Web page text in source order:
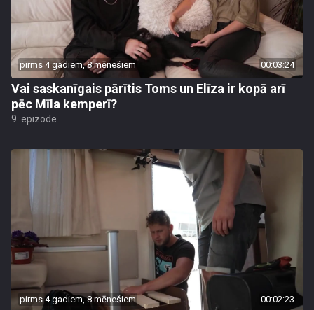
pirms 4 gadiem, 8 mēnešiem 00:03:24
Vai saskanīgais pārītis Toms un Elīza ir kopā arī
pēc Mīla kemperī?
9. epizode
pirms 4 gadiem, 8 mēnešiem 00:02:23